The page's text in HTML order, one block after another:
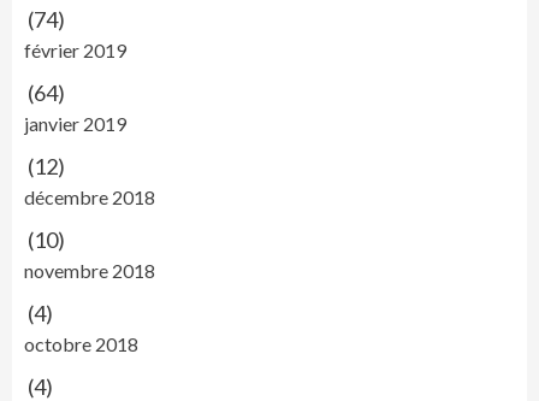
(74)
février 2019
(64)
janvier 2019
(12)
décembre 2018
(10)
novembre 2018
(4)
octobre 2018
(4)